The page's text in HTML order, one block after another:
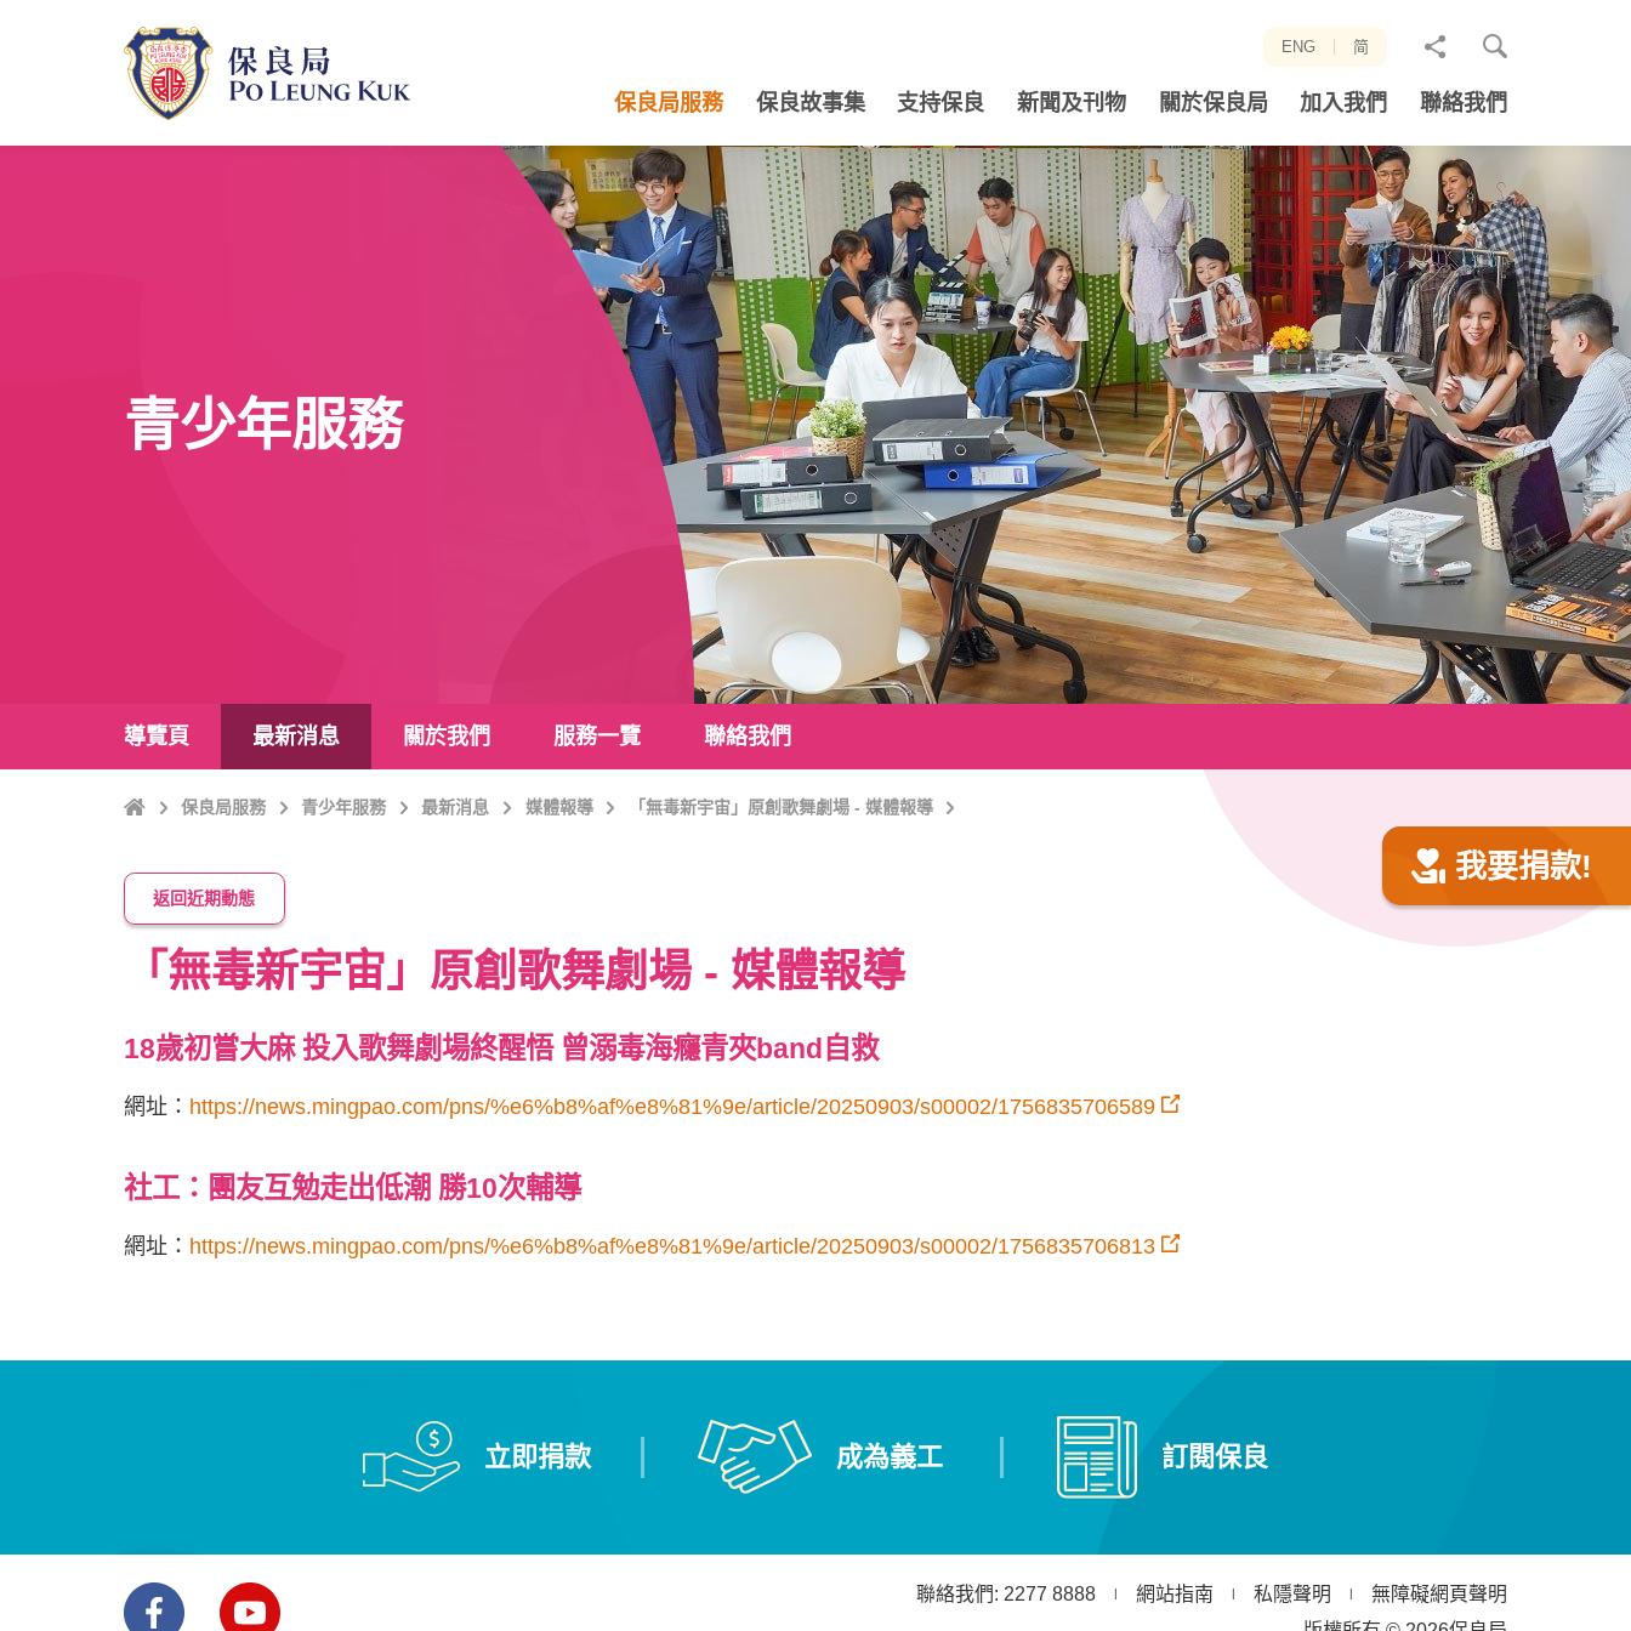
ENG 简
分
至
保良局服務 保良故事集 支持保良 新聞及刊物 關於保良局 加入我們 聯絡我們
青少年服務
導覽頁 最新消息 關於我們 服務一覽 聯絡我們
主
保良局服務 青少年服務 最新消息 媒體報導 「無毒新宇宙」原創歌舞劇場 - 媒體報導
我要捐款!
返回近期動態
「無毒新宇宙」原創歌舞劇場 - 媒體報導
18歲初嘗大麻 投入歌舞劇場終醒悟 曾溺毒海癮青夾band自救
網址： https://news.mingpao.com/pns/%e6%b8%af%e8%81%9e/article/20250903/s00002/1756835706589
社工：團友互勉走出低潮 勝10次輔導
網址： https://news.mingpao.com/pns/%e6%b8%af%e8%81%9e/article/20250903/s00002/1756835706813
立即捐款 成為義工 訂閱保良
聯絡我們: 2277 8888 網站指南 私隱聲明
無障礙網頁聲明